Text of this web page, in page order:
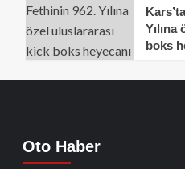
boks
Oto Haber